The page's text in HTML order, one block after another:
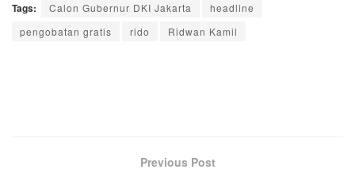
Tags: Calon Gubernur DKI Jakarta
headline
pengobatan gratis
rido Ridwan Kamil
Previous Post